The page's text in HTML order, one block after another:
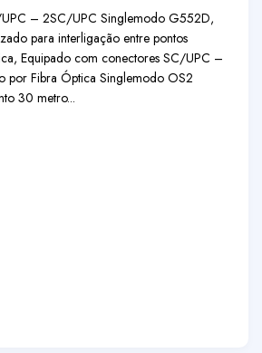
UPC – 2SC/UPC Singlemodo G552D,
para interligação entre pontos
Equipado com conectores SC/UPC –
por Fibra Óptica Singlemodo OS2
30 metro...